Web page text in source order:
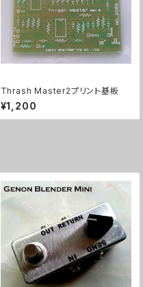
Thrash Master2プリント基板
¥1,200